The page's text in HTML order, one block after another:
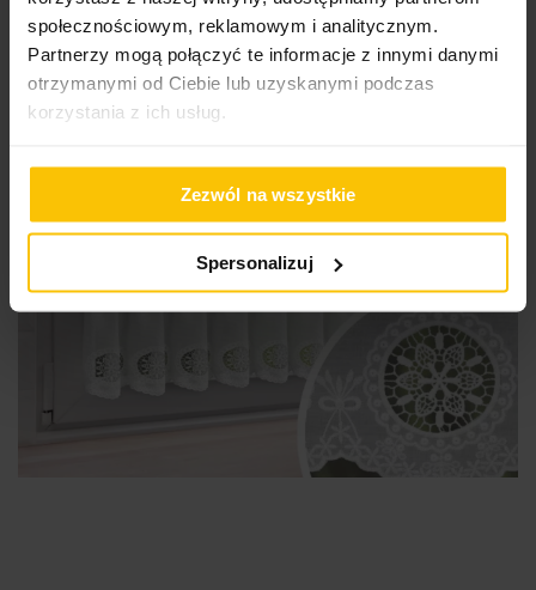
społecznościowym, reklamowym i analitycznym.
Partnerzy mogą połączyć te informacje z innymi danymi
otrzymanymi od Ciebie lub uzyskanymi podczas
korzystania z ich usług.
Zezwól na wszystkie
Spersonalizuj